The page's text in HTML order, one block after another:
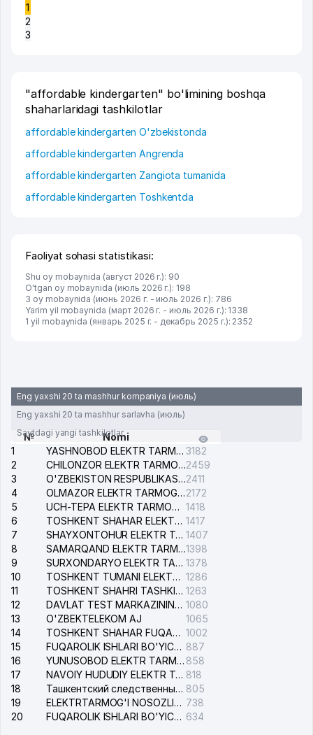
1
2
3
"affordable kindergarten" bo'limining boshqa
shaharlaridagi tashkilotlar
affordable kindergarten O'zbekistonda
affordable kindergarten Angrenda
affordable kindergarten Zangiota tumanida
affordable kindergarten Toshkentda
Faoliyat sohasi statistikasi:
Shu oy mobaynida (август 2026 г.): 90
O'tgan oy mobaynida (июль 2026 г.): 198
3 oy mobaynida (июнь 2026 г. - июль 2026 г.): 786
Yarim yil mobaynida (март 2026 г. - июль 2026 г.): 1338
1 yil mobaynida (январь 2025 г. - декабрь 2025 г.): 2352
Eng yaxshi 20 ta mashhur kompaniya (июль)
Eng yaxshi 20 ta mashhur sarlavha (июль)
Saytdagi yangi tashkilotlar
№
Nomi
1
YASHNOBOD ELEKTR TARMOG'I NOSOZLIKLARI XIZMATI 3182
2
CHILONZOR ELEKTR TARMOG'I NOSOZLIK XIZMATI2459
3
O'ZBEKISTON RESPUBLIKASI BOSH PROKURATURASI ISHONCH TELEFONI2411
4
OLMAZOR ELEKTR TARMOG'I NOSOZLIKLARI XIZMATI2172
5
UCH-TEPA ELEKTR TARMOG'I NOSOZLIKLARI XIZMATI 1418
6
TOSHKENT SHAHAR ELEKTR TARMOQLARI KORXONASI AJ 1417
7
SHAYXONTOHUR ELEKTR TARMOG'I NOSOZLIKLARINI TUZATISH XIZMATI 1407
8
SAMARQAND ELEKTR TARMOQLARI AJ1398
9
SURXONDARYO ELEKTR TARMOQLARI AJ 1378
10
TOSHKENT TUMANI ELEKTR TARMOG'I AVARIYA XIZMATI 1286
11
TOSHKENT SHAHRI TASHKILOT TELEFONLARI HAQIDA MA'LUMOT BYUROSI 1263
12
DAVLAT TEST MARKAZINING ISHONCH TELEFONLARI 1080
13
O'ZBEKTELEKOM AJ
1065
14
TOSHKENT SHAHAR FUQAROLIK ISHLARI BO'YICHA SUDI 1002
15
FUQAROLIK ISHLARI BO'YICHA YAKKASAROY TUMANLARARO SUDI 887
16
YUNUSOBOD ELEKTR TARMOG'I NOSOZLIKLARI XIZMATI 858
17
NAVOIY HUDUDIY ELEKTR TARMOQLARI KORXONASI AJ 818
18
Ташкентский следственный изолятор 805
19
ELEKTRTARMOG'I NOSOZLIKLARINI TO'ZATISH SERGELI XIZMATI 738
20
FUQAROLIK ISHLARI BO'YICHA UCH-TEPA TUMANI SUDI 634